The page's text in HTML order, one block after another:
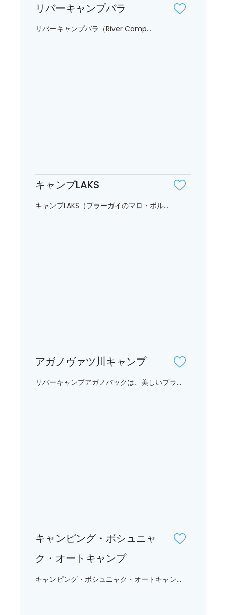
リバーキャンプバラ
リバーキャンプバラ（River Camp...
キャンプLAKS
キャンプLAKS（ブラーガイのマロ・ポル...
アガノヴァツ川キャンプ
リバーキャンプアガノバックは、美しいブラ...
キャンピング・ボシュニャ
ク・オートキャンプ
キャンピング・ボシュニャク・オートキャン...